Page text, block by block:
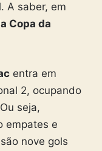
A saber, em
Copa da
entra em
2, ocupando
seja,
empates e
nove gols